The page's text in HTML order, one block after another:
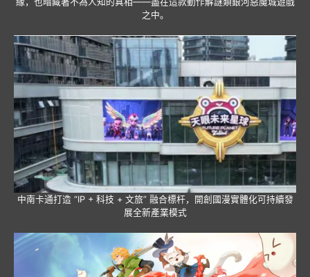
之中。
中南卡通打造 “IP + 科技 + 文旅” 融合標杆，開創國漫實體化可持續發
展全新產業模式